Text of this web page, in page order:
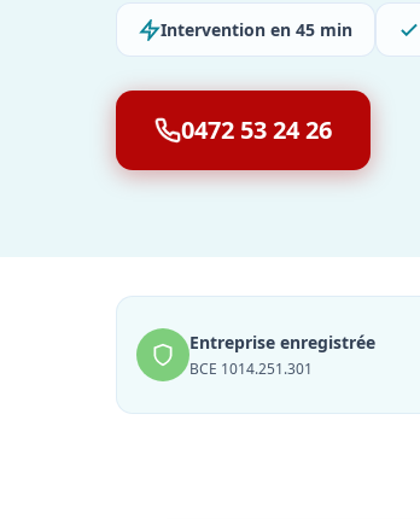
Intervention en 45 min
0472 53 24 26
Entreprise enregistrée
BCE 1014.251.301